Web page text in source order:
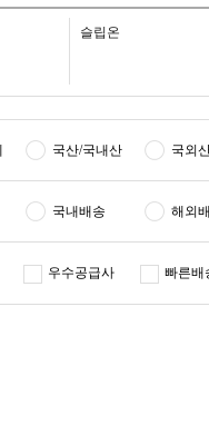
슬립온
국산/국내산 국외
국내배송 해외
우수공급사 빠른배